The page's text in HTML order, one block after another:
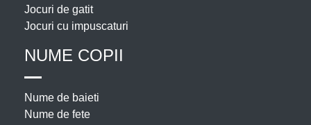
Jocuri de gatit
Jocuri cu impuscaturi
NUME COPII
Nume de baieti
Nume de fete